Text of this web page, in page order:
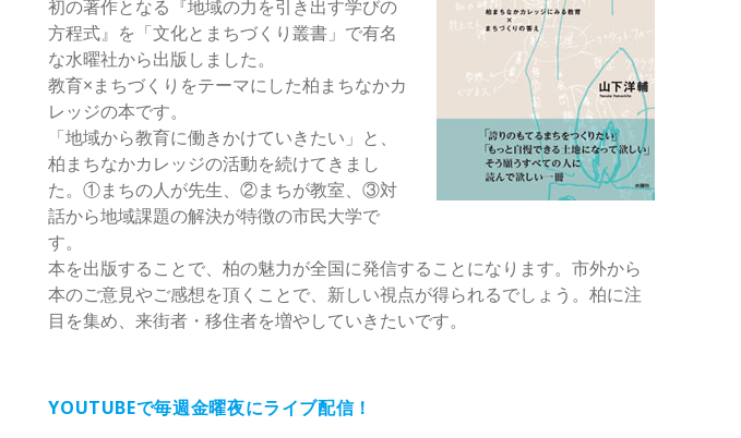
初の著作となる『地域の力を引き出す学びの
方程式』を「文化とまちづくり叢書」で有名
な水曜社から出版しました。
教育×まちづくりをテーマにした柏まちなかカ
レッジの本です。
「地域から教育に働きかけていきたい」と、
柏まちなかカレッジの活動を続けてきまし
た。①まちの人が先生、②まちが教室、③対
話から地域課題の解決が特徴の市民大学で
す。
本を出版することで、柏の魅力が全国に発信することになります。市外から
本のご意見やご感想を頂くことで、新しい視点が得られるでしょう。柏に注
目を集め、来街者・移住者を増やしていきたいです。
YOUTUBEで毎週金曜夜にライブ配信！